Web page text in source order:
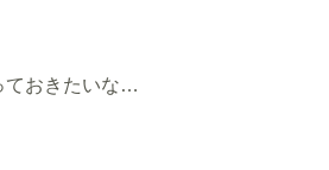
ておきたいな…